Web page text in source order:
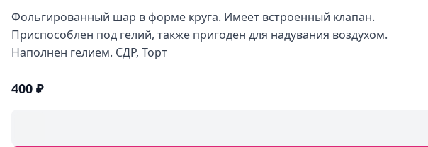
Фольгированный шар в форме круга. Имеет встроенный клапан.
Приспособлен под гелий, также пригоден для надувания воздухом.
Наполнен гелием. СДР, Торт
400 ₽